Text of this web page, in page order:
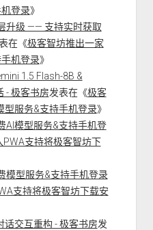
登录》
升级 —— 支持实时获取
在《极客智坊推出一家
机登录》
1.5 Flash-8B &
- 极客书房发表在《极客
型服务&支持手机登录》
AI模型服务&支持手机登
PWA支持将极客智坊下
模型服务&支持手机登录
支持将极客智坊下载安
交互重构 - 极客书房发